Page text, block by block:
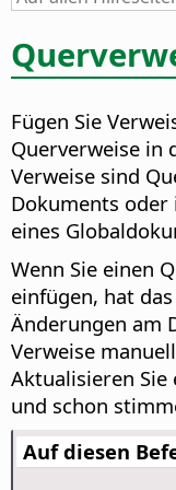
Fügen Sie
Querverweise in
Verweise sind
Dokuments
eines
Wenn Sie einen
einfügen, hat
Änderungen am
Verweise
Aktualisieren Sie
und schon
Auf diesen